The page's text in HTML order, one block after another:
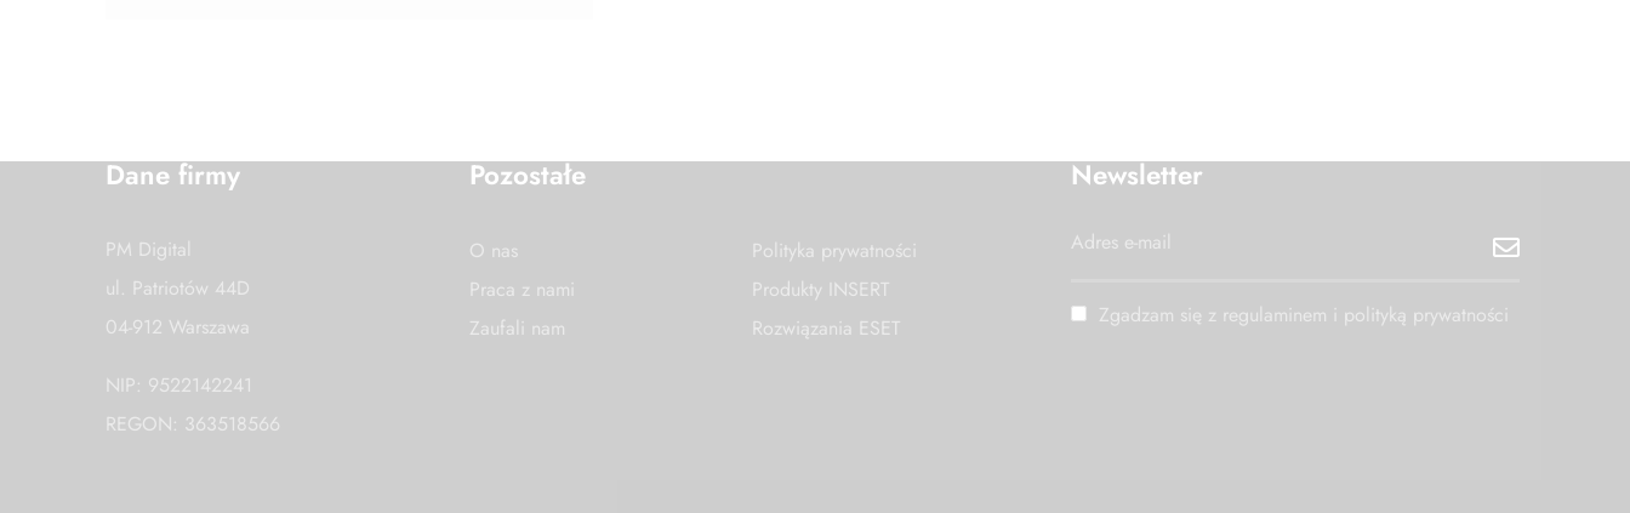
Dane firmy
PM Digital
ul. Patriotów 44D
04-912 Warszawa
NIP: 9522142241
REGON: 363518566
Pozostałe
O nas
Praca z nami
Zaufali nam
Polityka prywatności
Produkty INSERT
Rozwiązania ESET
Newsletter
Zgadzam się z regulaminem i polityką prywatności